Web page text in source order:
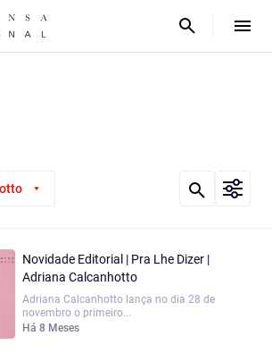
Novidade Editorial | Pra Lhe Dizer |
Adriana Calcanhotto
Adriana Calcanhotto lança no dia 28 de
novembro o primeiro...
Há 8 Meses